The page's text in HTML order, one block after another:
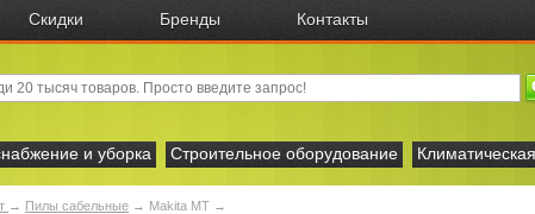
Скидки Бренды Контакты
и уборка Строительное оборудование
→ Пилы сабельные → Makita MT →